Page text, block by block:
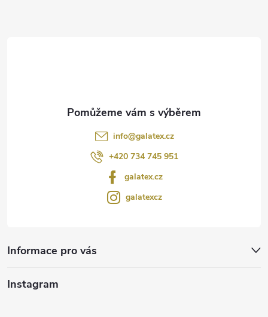
info@galatex.cz
+420 734 745 951
galatex.cz
galatexcz
Informace pro vás
Instagram